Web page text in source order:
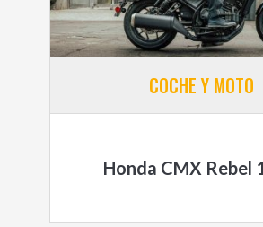
COCHE Y MOTO
Honda CMX Rebel